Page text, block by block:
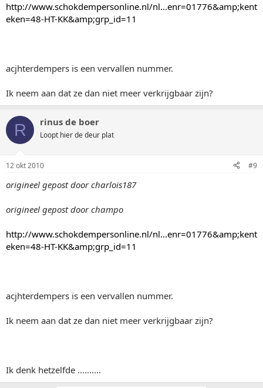
http://www.schokdempersonline.nl/nl...enr=01776&amp;kent
eken=48-HT-KK&amp;grp_id=11
acjhterdempers is een vervallen nummer.
Ik neem aan dat ze dan niet meer verkrijgbaar zijn?
R rinus de boer
Loopt hier de deur plat
12 okt 2010 #9
origineel gepost door charlois187
origineel gepost door champo
http://www.schokdempersonline.nl/nl...enr=01776&amp;kent
eken=48-HT-KK&amp;grp_id=11
acjhterdempers is een vervallen nummer.
Ik neem aan dat ze dan niet meer verkrijgbaar zijn?
Ik denk hetzelfde ..........